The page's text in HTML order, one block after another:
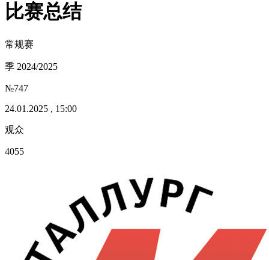
比赛总结
常规赛
季 2024/2025
№747
24.01.2025 , 15:00
观众
4055